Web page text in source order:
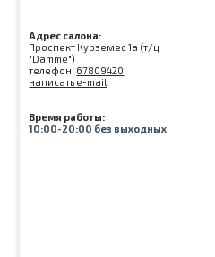
Адрес салона:
Проспект Курземес 1а (т/ц
"Damme")
телефон: 67809420
написать e-mail
Время работы:
10:00-20:00 без выходных